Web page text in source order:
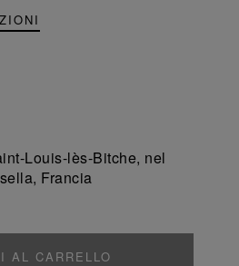
Louis-lès-Bitche, nel
Francia
AL CARRELLO